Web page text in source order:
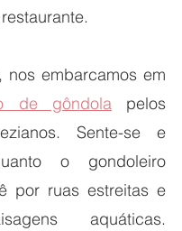
nos embarcamos em
de gôndola pelos
Sente-se e
o gondoleiro
por ruas estreitas e
aquáticas.